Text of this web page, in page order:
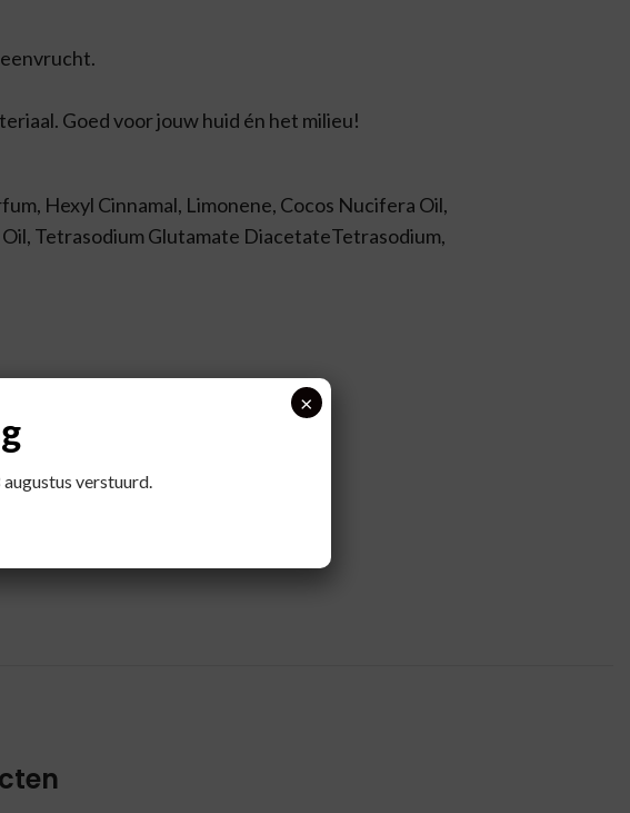
Goed voor jouw huid én het milieu!
Hexyl Cinnamal, Limonene, Cocos Nucifera Oil,
Tetrasodium Glutamate DiacetateTetrasodium,
verstuurd.
×